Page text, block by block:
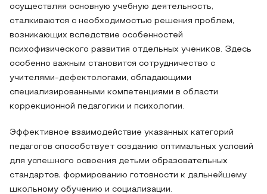
осуществляя основную учебную деятельность,
сталкиваются с необходимостью решения проблем,
возникающих вследствие особенностей
психофизического развития отдельных учеников. Здесь
особенно важным становится сотрудничество с
учителями-дефектологами, обладающими
специализированными компетенциями в области
коррекционной педагогики и психологии.
Эффективное взаимодействие указанных категорий
педагогов способствует созданию оптимальных условий
для успешного освоения детьми образовательных
стандартов, формированию готовности к дальнейшему
школьному обучению и социализации.